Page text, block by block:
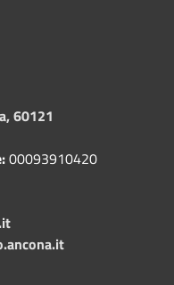
60121
00093910420